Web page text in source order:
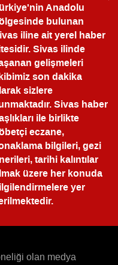
Anadolu
bulunan
iline ait yerel haber
Sivas ilinde
gelişmeleri
son dakika
sizlere
Sivas haber
ile birlikte
eczane,
bilgileri, gezi
tarihi kalıntılar
üzere her konuda
yer
olan medya